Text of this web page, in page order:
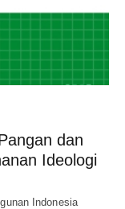
dan
Ideologi
Indonesia